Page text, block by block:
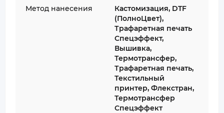
Метод нанесения
Кастомизация, DTF
(ПолноЦвет),
Трафаретная печать
Спецэффект,
Вышивка,
Термотрансфер,
Трафаретная печать,
Текстильный
принтер, Флекстран,
Термотрансфер
Спецэффект